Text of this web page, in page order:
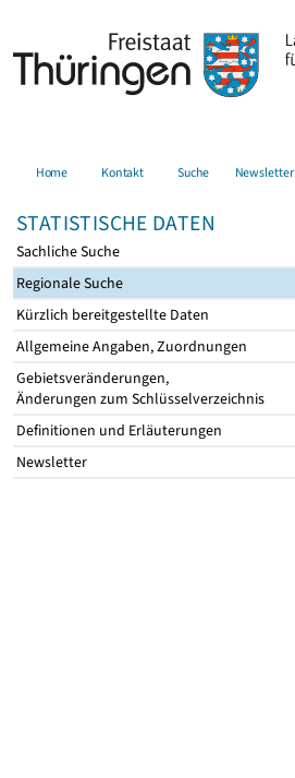
Home Kontakt Suche Newsletter
STATISTISCHE DATEN
Sachliche Suche
Regionale Suche
Kürzlich bereitgestellte Daten
Allgemeine Angaben, Zuordnungen
Gebietsveränderungen,
Änderungen zum Schlüsselverzeichnis
Definitionen und Erläuterungen
Newsletter